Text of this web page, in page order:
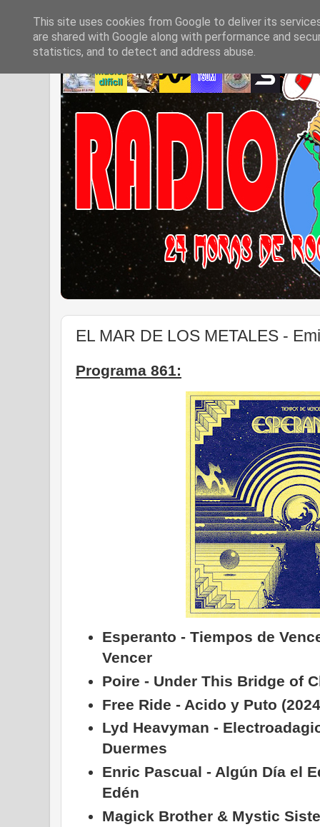
EL MAR DE LOS METALES -
Programa 861:
Esperanto - Tiempos de
Vencer
Poire - Under This Bridge of
Free Ride - Acido y Puto
Lyd Heavyman -
Duermes
Enric Pascual - Algún Día el
Edén
Magick Brother & Mystic
This site uses cookies from Google to deliver its
are shared with Google along with performance and
statistics, and to detect and address abuse.